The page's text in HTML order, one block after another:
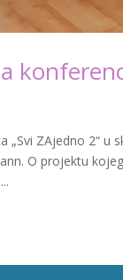
„Svi ZAjedno 2“ u
O projektu